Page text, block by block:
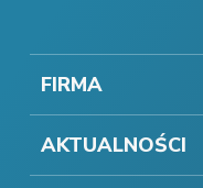
FIRMA
AKTUALNOŚCI